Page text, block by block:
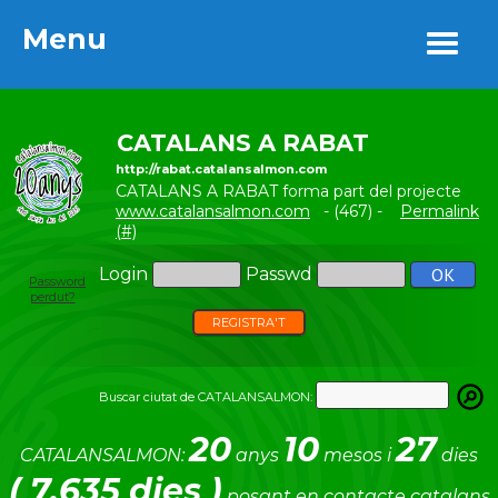
Menu
CATALANS A RABAT
http://rabat.catalansalmon.com
CATALANS A RABAT forma part del projecte
www.catalansalmon.com - (467) - Permalink
(#)
Login Passwd
Password
perdut?
REGISTRA'T
Buscar ciutat de CATALANSALMON:
CATALANSALMON:20 anys 10 mesos i27 dies
Menu